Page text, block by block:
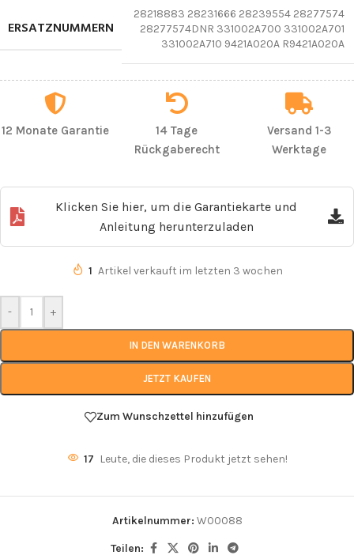
ERSATZNUMMERN
28218883 28231666 28239554 28277574
28277574DNR 331002A700 331002A701
331002A710 9421A020A R9421A020A
12 Monate Garantie
14 Tage
Rückgaberecht
Versand 1-3
Werktage
Klicken Sie hier, um die Garantiekarte und
Anleitung herunterzuladen
1 Artikel verkauft im letzten 3 wochen
- +
IN DEN WARENKORB
JETZT KAUFEN
Zum Wunschzettel hinzufügen
17 Leute, die dieses Produkt jetzt sehen!
Artikelnummer: W00088
Teilen: